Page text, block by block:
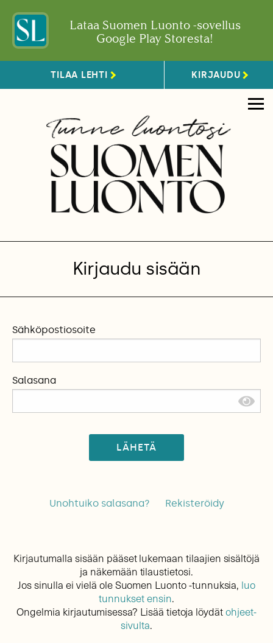
Lataa Suomen Luonto -sovellus
Google Play Storesta!
TILAA LEHTI KIRJAUDU
Kirjaudu sisään
Sähköpostiosoite
Salasana
LÄHETÄ
Unohtuiko salasana? Rekisteröidy
Kirjautumalla sisään pääset lukemaan tilaajien sisältöjä
ja näkemään tilaustietosi.
Jos sinulla ei vielä ole Suomen Luonto -tunnuksia, luo
tunnukset ensin.
Ongelmia kirjautumisessa? Lisää tietoja löydätohjeet-
sivulta.